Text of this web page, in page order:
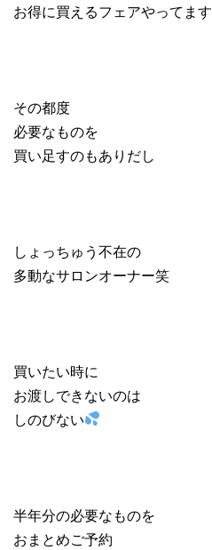
お得に買えるフェアやってます
その都度
必要なものを
買い足すのもありだし
しょっちゅう不在の
多動なサロンオーナー笑
買いたい時に
お渡しできないのは
しのびない
半年分の必要なものを
おまとめご予約